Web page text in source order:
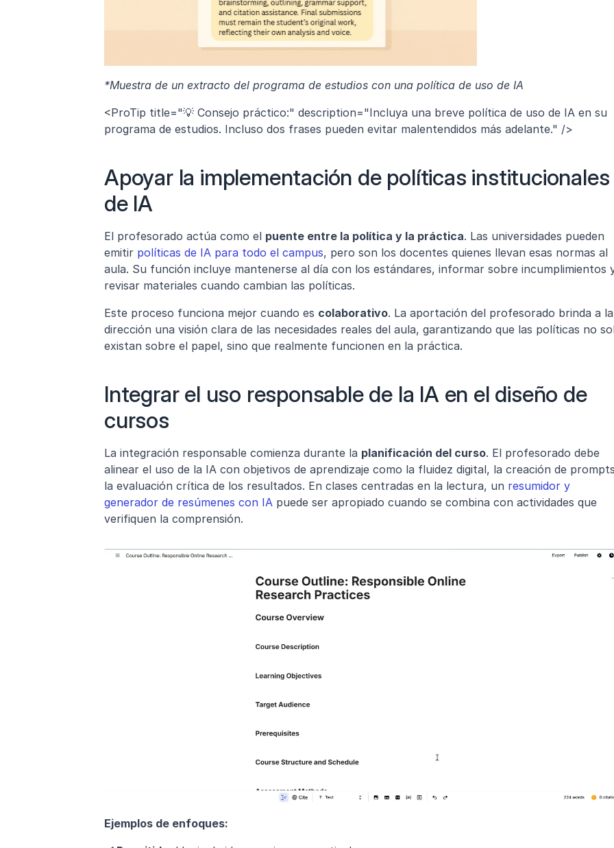
*Muestra de un extracto del programa de estudios con una política de uso de IA
<ProTip title="💡 Consejo práctico:" description="Incluya una breve política de uso de IA en su
programa de estudios. Incluso dos frases pueden evitar malentendidos más adelante." />
Apoyar la implementación de políticas institucionales
de IA
El profesorado actúa como el puente entre la política y la práctica. Las universidades pueden
emitir políticas de IA para todo el campus, pero son los docentes quienes llevan esas normas al
aula. Su función incluye mantenerse al día con los estándares, informar sobre incumplimientos
revisar materiales cuando cambian las políticas.
Este proceso funciona mejor cuando es colaborativo. La aportación del profesorado brinda a la
dirección una visión clara de las necesidades reales del aula, garantizando que las políticas no
existan sobre el papel, sino que realmente funcionen en la práctica.
Integrar el uso responsable de la IA en el diseño de
cursos
La integración responsable comienza durante la planificación del curso. El profesorado debe
alinear el uso de la IA con objetivos de aprendizaje como la fluidez digital, la creación de
la evaluación crítica de los resultados. En clases centradas en la lectura, un resumidor y
generador de resúmenes con IA puede ser apropiado cuando se combina con actividades que
verifiquen la comprensión.
Ejemplos de enfoques: